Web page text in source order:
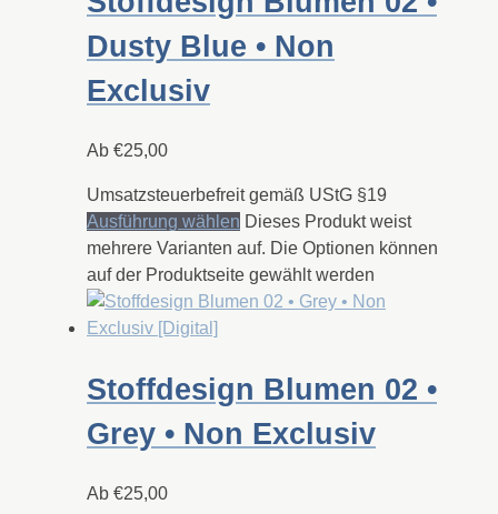
Dusty Blue • Non
Exclusiv
Ab €25,00
Umsatzsteuerbefreit gemäß UStG §19
Ausführung wählen Dieses Produkt weist
mehrere Varianten auf. Die Optionen können
auf der Produktseite gewählt werden
Stoffdesign Blumen 02 •
Grey • Non Exclusiv
Ab €25,00